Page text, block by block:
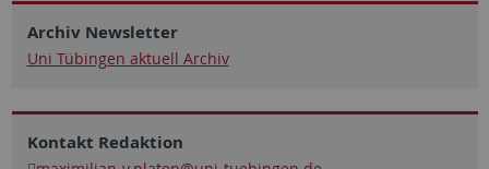
Archiv Newsletter
Uni Tübingen aktuell Archiv
Kontakt Redaktion